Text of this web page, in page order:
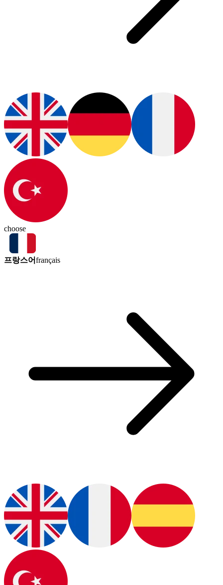
choose
프랑스어français